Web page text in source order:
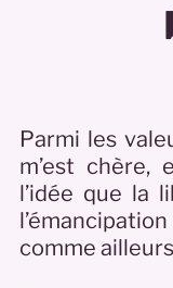
Parmi les
m’est chère,
l’idée que la
comme